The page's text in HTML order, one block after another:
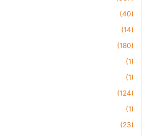
(40)
(14)
(180)
(1)
(1)
(124)
(1)
(23)